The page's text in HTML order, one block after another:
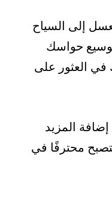
إلى السياح
توسيع حواسك
في العثور على
المزيد
محترفًا في